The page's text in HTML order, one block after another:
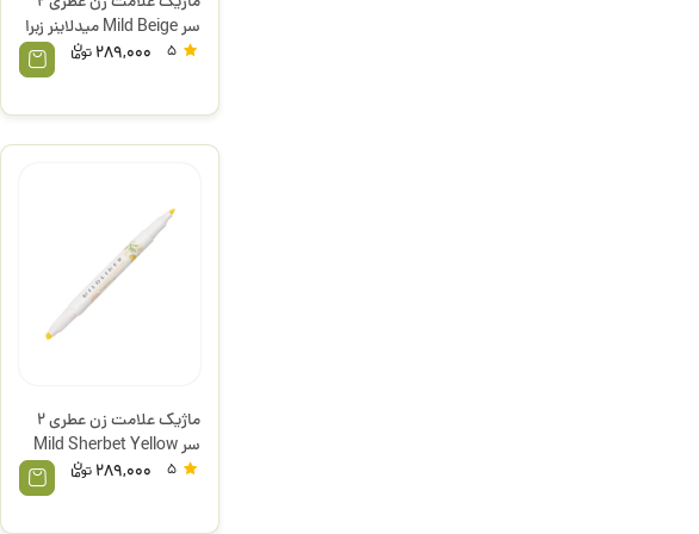
سر Mild Beige میدلاینر زبرا
289,000
ماژیک علامت زن عطری 2
سر Mild Sherbet Yellow
میدلاینر زبرا289,000